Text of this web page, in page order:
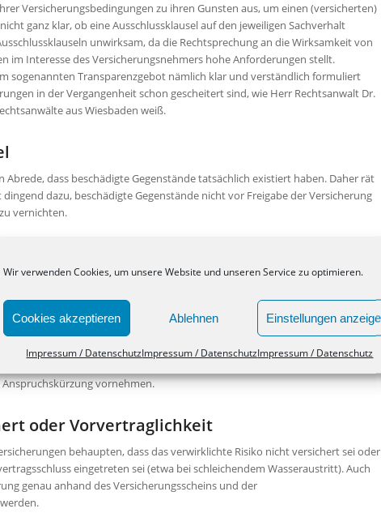
Wir verwenden Cookies, um unsere Website und unseren Service zu optimieren.
Cookies akzeptieren Ablehnen Einstellungen
Impressum / DatenschutzImpressum / DatenschutzImpressum / Datenschutz
Versicherungsbedingungen zu ihren Gunsten aus, um einen (versicherten)
ganz klar, ob eine Ausschlussklausel auf den jeweiligen Sachverhalt
unwirksam, da die Rechtsprechung an die Wirksamkeit von
im Interesse des Versicherungsnehmers hohe Anforderungen stellt.
sogenannten Transparenzgebot nämlich klar und verständlich formuliert
in der Vergangenheit schon gescheitert sind, wie Herr Rechtsanwalt Dr.
aus Wiesbaden weiß.
Abrede, dass beschädigte Gegenstände tatsächlich existiert haben. Daher rät
dazu, beschädigte Gegenstände nicht vor Freigabe der Versicherung
vernichten.
wegen dem Vorwurf von sogenannten Obliegenheitsverletzungen,
fahrlässige Schadenverursachung vorgeworfen wird. Die Versicherung wirft
das Unterlassen von gebotenen Sicherungsmaßnahmen vor (bspw.
während Ortsabwesenheit usw.). Wichtig ist hier, dass die
zur Leistungskürzung berechtigt ist, nicht jedoch bei
dass Versicherungen vorschnell eine grobe Fahrlässigkeit unterstellen und
Anspruchskürzung vornehmen.
oder Vorvertraglichkeit
behaupten, dass das verwirklichte Risiko nicht versichert sei oder
eingetreten sei (etwa bei schleichendem Wasseraustritt). Auch
genau anhand des Versicherungsscheins und der